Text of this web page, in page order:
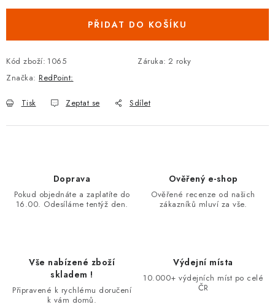
PŘIDAT DO KOŠÍKU
Kód zboží: 1065 Záruka: 2 roky
Značka: RedPoint:
Tisk Zeptat se Sdílet
Doprava
Pokud objednáte a zaplatíte do
16.00. Odesíláme tentýž den.
Ověřený e-shop
Ověřené recenze od našich
zákazníků mluví za vše.
Vše nabízené zboží
skladem !
Připravené k rychlému doručení
k vám domů.
Výdejní místa
10.000+ výdejních míst po celé
ČR